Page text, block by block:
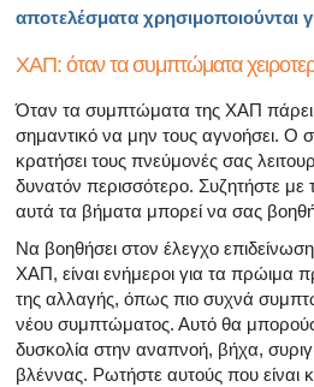
αποτελέσματα χρησιμοποιούνται
ΧΑΠ: όταν τα συμπτώματα
Όταν τα συμπτώματα της ΧΑΠ πάρει
σημαντικό να μην τους αγνοήσει. Ο
κρατήσει τους πνεύμονές σας
δυνατόν περισσότερο. Συζητήστε με
αυτά τα βήματα μπορεί να σας
Να βοηθήσει στον έλεγχο
ΧΑΠ, είναι ενήμεροι για τα πρώιμα
της αλλαγής, όπως πιο συχνά
νέου συμπτώματος. Αυτό θα
δυσκολία στην αναπνοή, βήχα,
βλέννας. Ρωτήστε αυτούς που είναι